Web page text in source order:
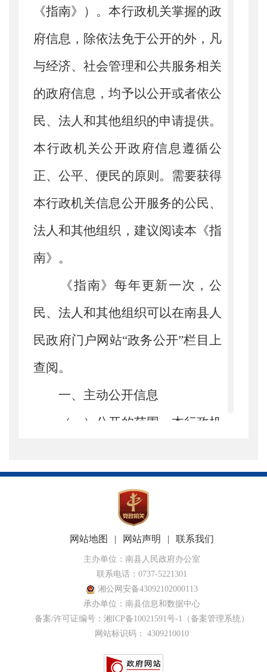
《指南》）。本行政机关掌握的政
府信息，除依法免于公开的外，凡
与经济、社会管理和公共服务相关
的政府信息，均予以公开或者依公
民、法人和其他组织的申请提供。
本行政机关公开政府信息遵循公
正、公平、便民的原则。需要获得
本行政机关信息公开服务的公民、
法人和其他组织，建议阅读本《指
南》。
《指南》每年更新一次，公
民、法人和其他组织可以在南县人
民政府门户网站“政务公开”栏目上
查阅。
一、主动公开信息
（一）公开的范围。 本行政机
参见《政府信息公开目录》。
（二）公开的形式
公开为主，依申请公开为辅。对于
主动公开的政府信息，公民、法人
和其他组织可以在南县人民政府门
户网站上查阅。
（三）公开时限。
关公开信息的时限为自信息形成或
网站地图 | 网站声明 | 联系我们
主办单位：南县人民政府办公室
联系电话：0737-5221301
湘公网安备43092102000113
承办单位：南县信息和数据中心
备案/许可证编号： 湘ICP备10021591号-1 （备案管理系统）
网站标识码： 4309210010